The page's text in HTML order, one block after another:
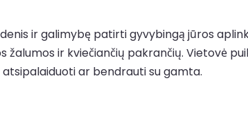
ir galimybę patirti gyvybingą jūros
ir kviečiančių pakrančių. Vietovė
ar bendrauti su gamta.